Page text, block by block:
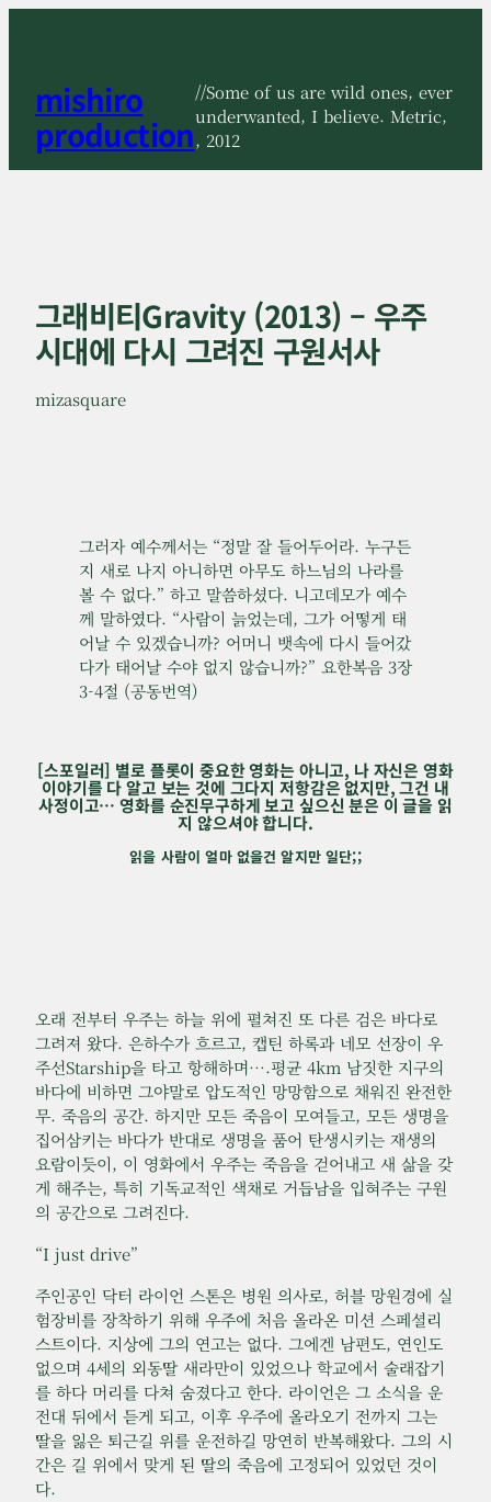
mishiro
production
//Some of us are wild ones, ever
underwanted, I believe. Metric,
, 2012
그래비티Gravity (2013) – 우주
시대에 다시 그려진 구원서사
mizasquare
그러자 예수께서는 “정말 잘 들어두어라. 누구든
지 새로 나지 아니하면 아무도 하느님의 나라를
볼 수 없다.” 하고 말씀하셨다. 니고데모가 예수
께 말하였다. “사람이 늙었는데, 그가 어떻게 태
어날 수 있겠습니까? 어머니 뱃속에 다시 들어갔
다가 태어날 수야 없지 않습니까?” 요한복음 3장
3-4절 (공동번역)
[스포일러] 별로 플롯이 중요한 영화는 아니고, 나 자신은 영화
이야기를 다 알고 보는 것에 그다지 저항감은 없지만, 그건 내
사정이고… 영화를 순진무구하게 보고 싶으신 분은 이 글을 읽
지 않으셔야 합니다.
읽을 사람이 얼마 없을건 알지만 일단;;
오래 전부터 우주는 하늘 위에 펼쳐진 또 다른 검은 바다로
그려져 왔다. 은하수가 흐르고, 캡틴 하록과 네모 선장이 우
주선Starship을 타고 항해하며….평균 4km 남짓한 지구의
바다에 비하면 그야말로 압도적인 망망함으로 채워진 완전한
무. 죽음의 공간. 하지만 모든 죽음이 모여들고, 모든 생명을
집어삼키는 바다가 반대로 생명을 품어 탄생시키는 재생의
요람이듯이, 이 영화에서 우주는 죽음을 걷어내고 새 삶을 갖
게 해주는, 특히 기독교적인 색채로 거듭남을 입혀주는 구원
의 공간으로 그려진다.
“I just drive”
주인공인 닥터 라이언 스톤은 병원 의사로, 허블 망원경에 실
험장비를 장착하기 위해 우주에 처음 올라온 미션 스페셜리
스트이다. 지상에 그의 연고는 없다. 그에겐 남편도, 연인도
없으며 4세의 외동딸 새라만이 있었으나 학교에서 술래잡기
를 하다 머리를 다쳐 숨졌다고 한다. 라이언은 그 소식을 운
전대 뒤에서 듣게 되고, 이후 우주에 올라오기 전까지 그는
딸을 잃은 퇴근길 위를 운전하길 망연히 반복해왔다. 그의 시
간은 길 위에서 맞게 된 딸의 죽음에 고정되어 있었던 것이
다.